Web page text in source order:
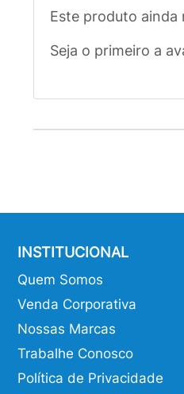
Este produto ainda
Seja o primeiro a
INSTITUCIONAL
Quem Somos
Venda Corporativa
Nossas Marcas
Trabalhe Conosco
Política de Privacidade